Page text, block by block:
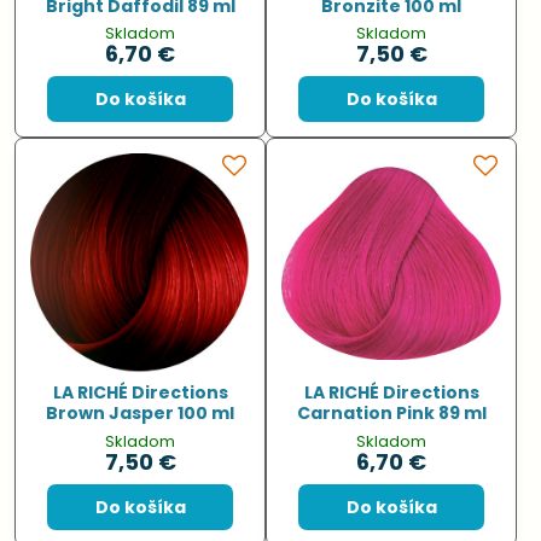
Bright Daffodil 89 ml
Skladom
6,70 €
Do košíka
Bronzite 100 ml
Skladom
7,50 €
Do košíka
LA RICHÉ Directions
Brown Jasper 100 ml
Skladom
7,50 €
Do košíka
LA RICHÉ Directions
Carnation Pink 89 ml
Skladom
6,70 €
Do košíka